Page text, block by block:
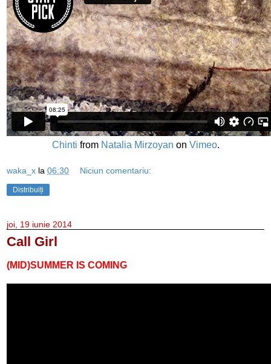
Chinti from Natalia Mirzoyan on Vimeo.
waka_x la 06:30 Niciun comentariu:
Distribuiți
joi, 19 iunie 2014
Call Girl
(MID)SUMMER IS COMING